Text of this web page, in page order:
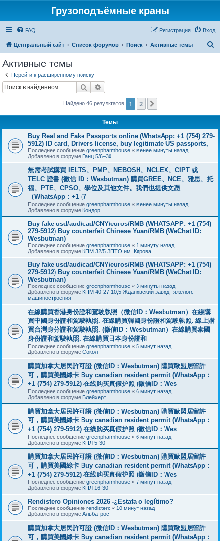
Грузоподъёмные краны
FAQ Вход
Регистрация
Центральный сайт Список форумов Поиск Активные темы
Активные темы
Перейти к расширенному поиску
Поиск
Найдено 46 результатов 1 2
Темы
Buy Real and Fake Passports online (WhatsApp: +1 (754) 279-
5912) ID card, Drivers license, buy legitimate US passports,
Последнее сообщение greenpharmhouse « менее минуты назад
Добавлено в форуме Ганц 5/6–30
無需考試購買 IELTS、PMP、NEBOSH、NCLEX、CIPT 或
TELC 證書 (微信 ID：Wesbutman) 購買GREE、NCE、雅思、托
福、PTE、CPSO、學位及其他文件。我們也提供文憑
（WhatsApp：+1 (7
Последнее сообщение greenpharmhouse « менее минуты назад
Добавлено в форуме Кондор
Buy fake usd/aud/cad/CNY/euros/RMB (WHATSAPP: +1 (754)
279-5912) Buy counterfeit Chinese Yuan/RMB (WeChat ID:
Wesbutman)
Последнее сообщение greenpharmhouse « 1 минуту назад
Добавлено в форуме КПМ 32/5 ЗПТО им. Кирова
Buy fake usd/aud/cad/CNY/euros/RMB (WHATSAPP: +1 (754)
279-5912) Buy counterfeit Chinese Yuan/RMB (WeChat ID:
Wesbutman)
Последнее сообщение greenpharmhouse « 3 минуты назад
Добавлено в форуме КПМ 40-27-10,5 Ждановский завод тяжелого
машиностроения
在線購買香港身份證和駕駛執照（微信ID：Wesbutman）在線購
買中國身份證和駕駛執照. 在線購買韓國身份證和駕駛執照. 線上購
買台灣身分證和駕駛執照. (微信ID：Wesbutman）在線購買泰國
身份證和駕駛執照. 在線購買日本身份證和
Последнее сообщение greenpharmhouse « 5 минут назад
Добавлено в форуме Сокол
購買加拿大居民許可證 (微信ID：Wesbutman) 購買歐盟居留許
可，購買美國綠卡 Buy canadian resident permit (WhatsApp：
+1 (754) 279-5912) 在线购买真假护照 (微信ID：Wes
Последнее сообщение greenpharmhouse « 6 минут назад
Добавлено в форуме Блейхерт
購買加拿大居民許可證 (微信ID：Wesbutman) 購買歐盟居留許
可，購買美國綠卡 Buy canadian resident permit (WhatsApp：
+1 (754) 279-5912) 在线购买真假护照 (微信ID：Wes
Последнее сообщение greenpharmhouse « 6 минут назад
Добавлено в форуме КПЛ 5-30
購買加拿大居民許可證 (微信ID：Wesbutman) 購買歐盟居留許
可，購買美國綠卡 Buy canadian resident permit (WhatsApp：
+1 (754) 279-5912) 在线购买真假护照 (微信ID：Wes
Последнее сообщение greenpharmhouse « 7 минут назад
Добавлено в форуме КПЛ 16-30
Rendistero Opiniones 2026 -¿Estafa o legítimo?
Последнее сообщение rendistero « 10 минут назад
Добавлено в форуме Альбатрос
購買加拿大居民許可證 (微信ID：Wesbutman) 購買歐盟居留許
可，購買美國綠卡 Buy canadian resident permit (WhatsApp：